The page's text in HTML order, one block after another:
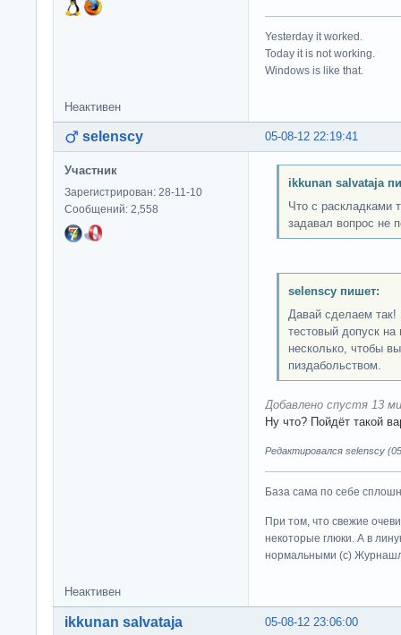
Yesterday it worked.
Today it is not working.
Windows is like that.
Неактивен
05-08-12 22:19:41
selenscy
Участник
Зарегистрирован: 28-11-10
Сообщений: 2,558
ikkunan salvataja
Что с раскладками
задавал вопрос не
selenscy пишет:
Давай сделаем
тестовый допуск
несколько, чтобы
пиздабольством.
Добавлено спустя 13
Ну что? Пойдёт такой
Редактировался selenscy
База сама по себе
При том, что свежие
некоторые глюки. А в
нормальными (c)
Неактивен
05-08-12 23:06:00
ikkunan salvataja